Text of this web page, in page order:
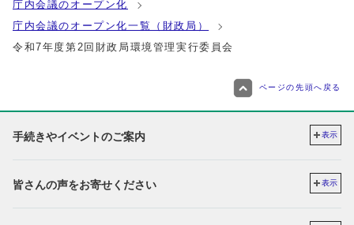
庁内会議のオープン化
庁内会議のオープン化一覧（財政局）
令和7年度第2回財政局環境管理実行委員会
ページの先頭へ戻る
手続きやイベントのご案内 表示
皆さんの声をお寄せください 表示